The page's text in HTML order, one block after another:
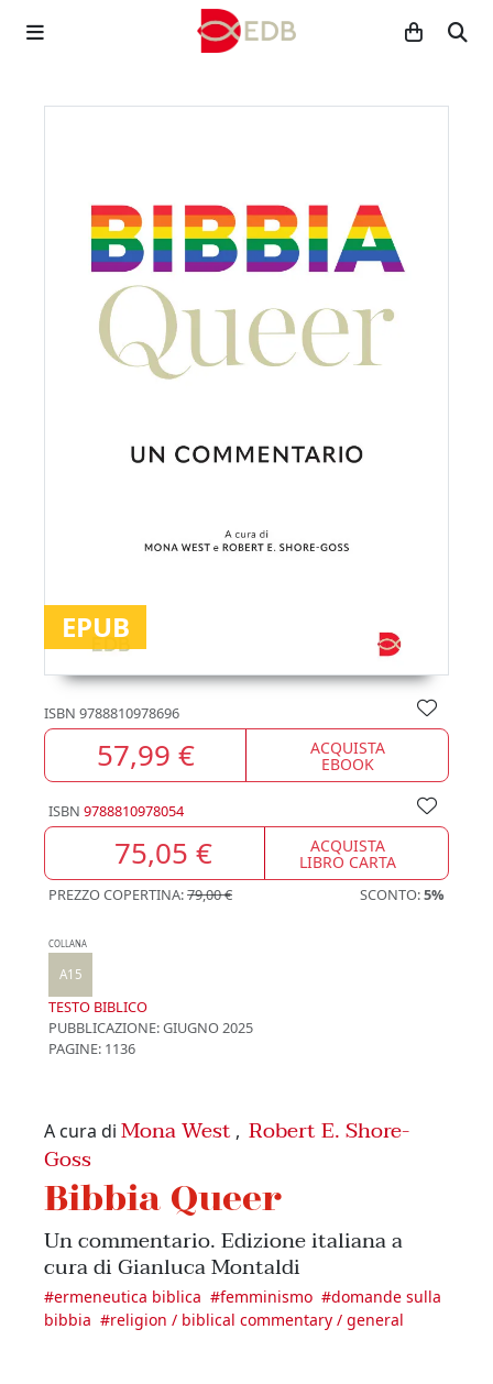
EPUB
ISBN 9788810978696
57,99 € ACQUISTA
EBOOK
ISBN 9788810978054
75,05 € ACQUISTA
LIBRO CARTA
PREZZO COPERTINA:79,00 € SCONTO:5%
COLLANA
A15
TESTO BIBLICO
PUBBLICAZIONE:GIUGNO 2025
PAGINE: 1136
A cura di Mona West , Robert E. Shore-
Goss
Bibbia Queer
Un commentario. Edizione italiana a
cura di Gianluca Montaldi
#ermeneutica biblica #femminismo #domande sulla
bibbia #religion / biblical commentary / general